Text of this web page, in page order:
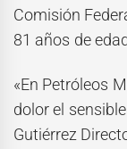
Comisión
81 años de
«En Petróleos
dolor el
Gutiérrez